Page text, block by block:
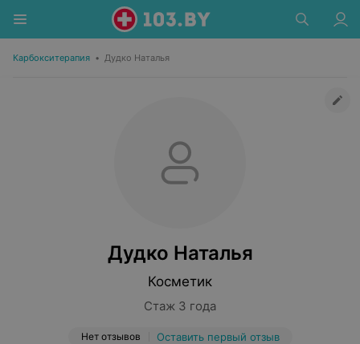
Карбокситерапия • Дудко Наталья
Дудко Наталья
Косметик
Стаж 3 года
Нет отзывов Оставить первый отзыв